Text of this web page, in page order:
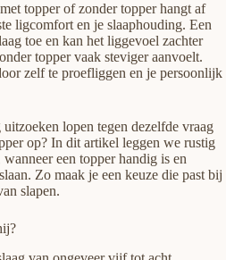
topper of zonder topper hangt af
ligcomfort en je slaaphouding. Een
toe en kan het liggevoel zachter
topper vaak steviger aanvoelt.
zelf te proefliggen en je persoonlijk
lopen tegen dezelfde vraag
op? In dit artikel leggen we rustig
een topper handig is en
Zo maak je een keuze die past bij
slapen.